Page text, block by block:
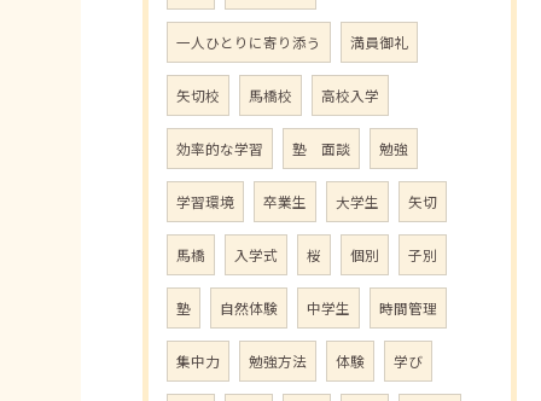
一人ひとりに寄り添う 満員御礼
矢切校 馬橋校 高校入学
効率的な学習 塾 面談 勉強
学習環境 卒業生 大学生 矢切
馬橋 入学式 桜 個別 子別
塾 自然体験 中学生 時間管理
集中力 勉強方法 体験 学び